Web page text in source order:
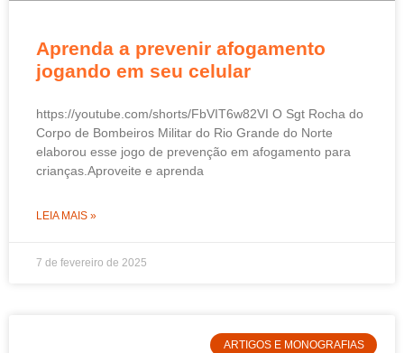
Aprenda a prevenir afogamento
jogando em seu celular
https://youtube.com/shorts/FbVIT6w82VI O Sgt Rocha do
Corpo de Bombeiros Militar do Rio Grande do Norte
elaborou esse jogo de prevenção em afogamento para
crianças.Aproveite e aprenda
LEIA MAIS »
7 de fevereiro de 2025
ARTIGOS E MONOGRAFIAS